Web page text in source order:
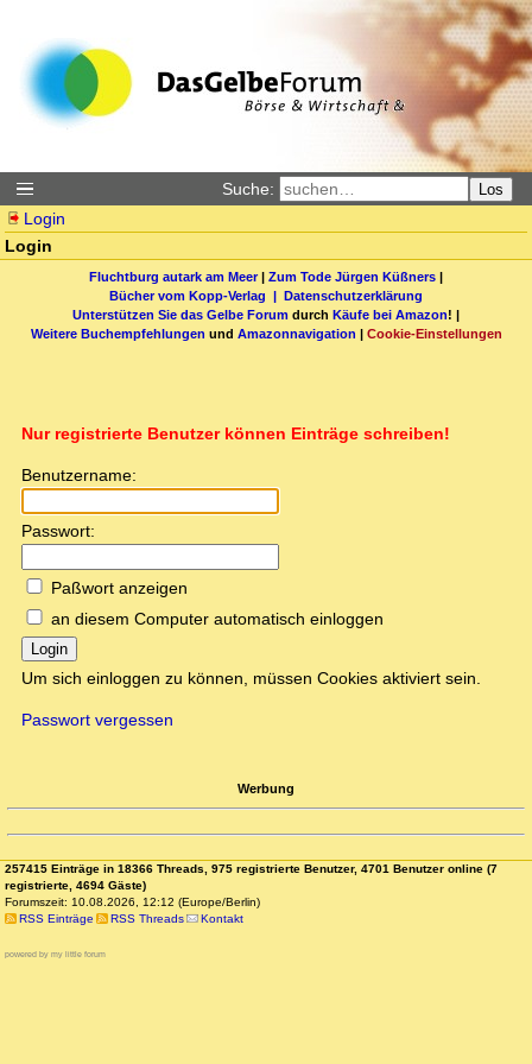
Suche: Los
Login
Login
Fluchtburg autark am Meer| Zum Tode Jürgen Küßners |
Bücher vom Kopp-Verlag | Datenschutzerklärung
Unterstützen Sie das Gelbe Forum durch Käufe bei Amazon! |
Weitere Buchempfehlungen und Amazonnavigation | Cookie-Einstellungen
Nur registrierte Benutzer können Einträge schreiben!
Benutzername:
Passwort:
Paßwort anzeigen
an diesem Computer automatisch einloggen
Login
Um sich einloggen zu können, müssen Cookies aktiviert sein.
Passwort vergessen
Werbung
257415 Einträge in 18366 Threads, 975 registrierte Benutzer, 4701 Benutzer online (7
registrierte, 4694 Gäste)
Forumszeit: 10.08.2026, 12:12 (Europe/Berlin)
RSS Einträge
RSS Threads Kontakt
powered by my little forum